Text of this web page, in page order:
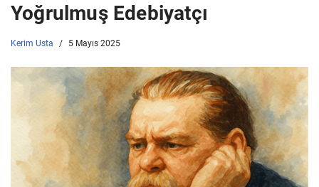
Yoğrulmuş Edebiyatçı
Kerim Usta 5 Mayıs 2025